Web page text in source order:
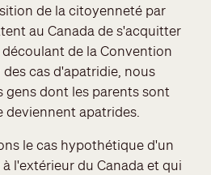
de la citoyenneté par
au Canada de s'acquitter
de la Convention
cas d'apatridie, nous
gens dont les parents sont
deviennent apatrides.
le cas hypothétique d'un
l'extérieur du Canada et qui